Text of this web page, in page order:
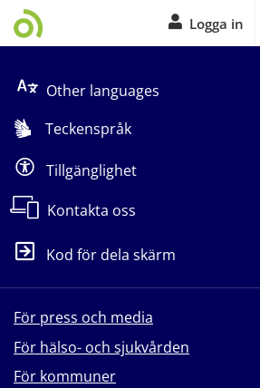
Logga in
Other languages
Teckenspråk
Tillgänglighet
Kontakta oss
Kod för dela skärm
För press och media
För hälso- och sjukvården
För kommuner